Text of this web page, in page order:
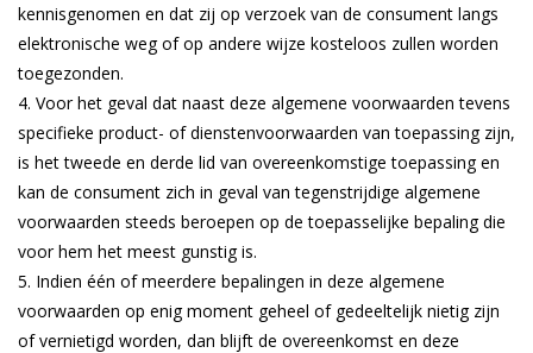
kennisgenomen en dat zij op verzoek van de consument langs
elektronische weg of op andere wijze kosteloos zullen worden
toegezonden.
Voor het geval dat naast deze algemene voorwaarden tevens
specifieke product- of dienstenvoorwaarden van toepassing zijn,
is het tweede en derde lid van overeenkomstige toepassing en
kan de consument zich in geval van tegenstrijdige algemene
voorwaarden steeds beroepen op de toepasselijke bepaling die
voor hem het meest gunstig is.
Indien één of meerdere bepalingen in deze algemene
voorwaarden op enig moment geheel of gedeeltelijk nietig zijn
of vernietigd worden, dan blijft de overeenkomst en deze